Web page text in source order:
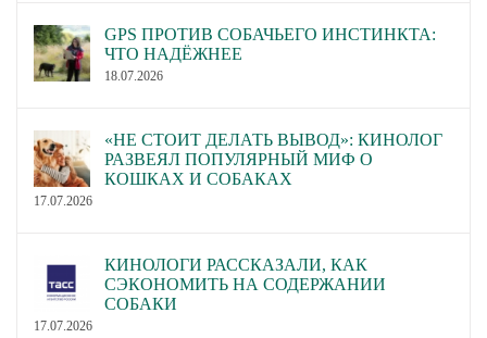
GPS ПРОТИВ СОБАЧЬЕГО ИНСТИНКТА:
ЧТО НАДЁЖНЕЕ
18.07.2026
«НЕ СТОИТ ДЕЛАТЬ ВЫВОД»: КИНОЛОГ
РАЗВЕЯЛ ПОПУЛЯРНЫЙ МИФ О
КОШКАХ И СОБАКАХ
17.07.2026
КИНОЛОГИ РАССКАЗАЛИ, КАК
СЭКОНОМИТЬ НА СОДЕРЖАНИИ
СОБАКИ
17.07.2026